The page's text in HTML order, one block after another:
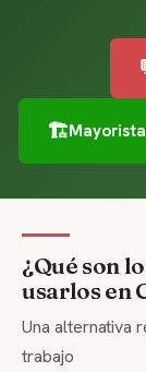
🏗️
¿Qué son
usarlos en
Una alternativa
trabajo